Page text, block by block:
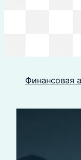
Финансовая